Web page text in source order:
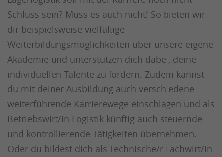
Schluss sein? Muss es auch nicht! So bieten wir
dir beispielsweise vielfältige
Weiterbildungsmöglichkeiten über unsere eigene
Akademie und unterstützen dich dabei, deine
individuellen Talente zu fördern. Zudem kannst
du mit deiner Ausbildung auch verschiedene
weiterführende Karrierewege einschlagen und als
Betriebswirt/in Logistik künftig auch steuernde
und kontrollierende Tätigkeiten übernehmen.
Oder du bildest dich als Technische/r Fachwirt/in